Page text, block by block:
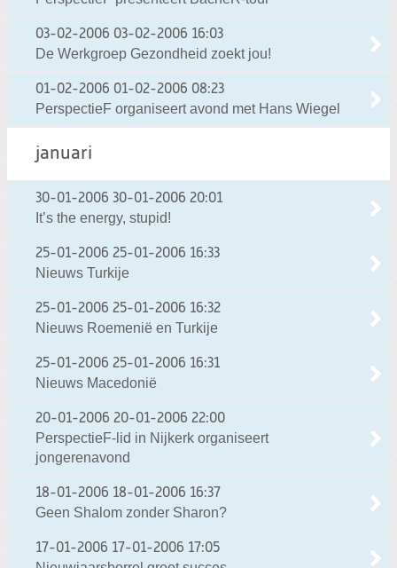
03-02-2006 03-02-2006 16:03
De Werkgroep Gezondheid zoekt jou!
01-02-2006 01-02-2006 08:23
PerspectieF organiseert avond met Hans Wiegel
januari
30-01-2006 30-01-2006 20:01
It’s the energy, stupid!
25-01-2006 25-01-2006 16:33
Nieuws Turkije
25-01-2006 25-01-2006 16:32
Nieuws Roemenië en Turkije
25-01-2006 25-01-2006 16:31
Nieuws Macedonië
20-01-2006 20-01-2006 22:00
PerspectieF-lid in Nijkerk organiseert
jongerenavond
18-01-2006 18-01-2006 16:37
Geen Shalom zonder Sharon?
17-01-2006 17-01-2006 17:05